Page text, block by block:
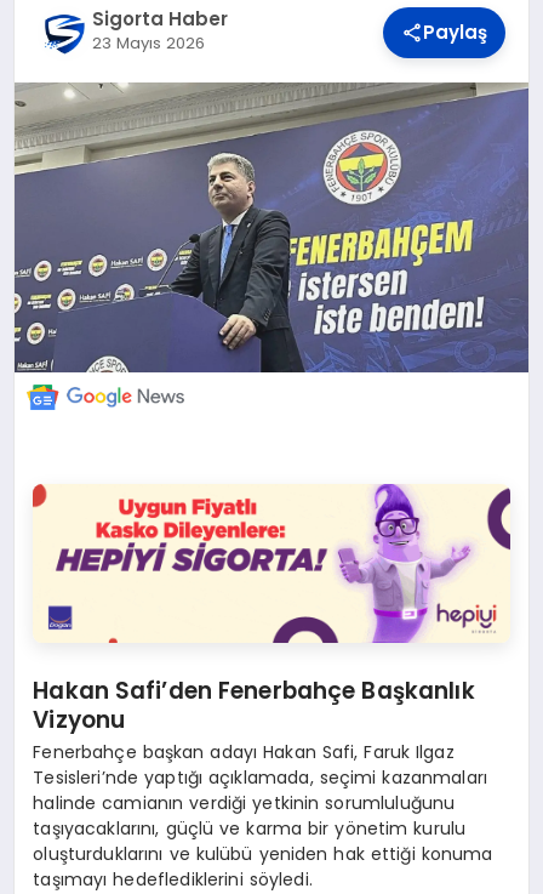
OTOMOBIL
KÜNYE
Sigorta Haber
23 Mayıs 2026 Paylaş
Hakan Safi’den Fenerbahçe Başkanlık
Vizyonu
Fenerbahçe başkan adayı Hakan Safi, Faruk Ilgaz
Tesisleri’nde yaptığı açıklamada, seçimi kazanmaları
halinde camianın verdiği yetkinin sorumluluğunu
taşıyacaklarını, güçlü ve karma bir yönetim kurulu
oluşturduklarını ve kulübü yeniden hak ettiği konuma
taşımayı hedeflediklerini söyledi.